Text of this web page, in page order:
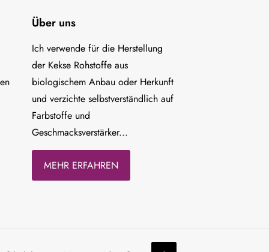
Über uns
Ich verwende für die Herstellung
der Kekse Rohstoffe aus
biologischem Anbau oder Herkunft
und verzichte selbstverständlich auf
Farbstoffe und
Geschmacksverstärker...
MEHR ERFAHREN